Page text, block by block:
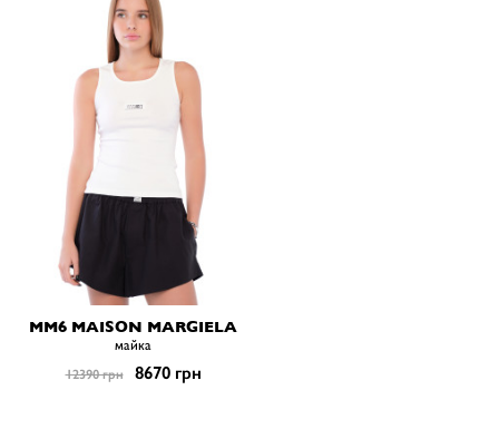
MM6 MAISON MARGIELA
майка
12390 грн 8670 грн